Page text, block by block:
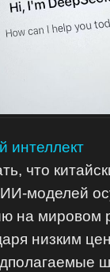
интеллект
что
ИИ-моделей
на мировом
низким